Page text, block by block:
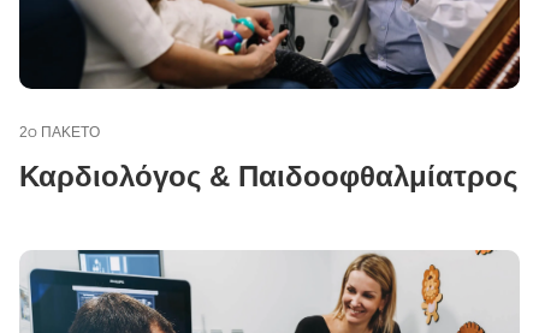
2Ο ΠΑΚΕΤΟ
Καρδιολόγος & Παιδοοφθαλμίατρος